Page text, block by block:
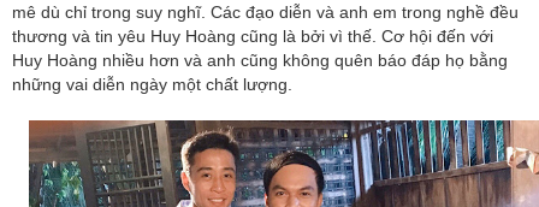
mê dù chỉ trong suy nghĩ. Các đạo diễn và anh em trong nghề đều
thương và tin yêu Huy Hoàng cũng là bởi vì thế. Cơ hội đến với
Huy Hoàng nhiều hơn và anh cũng không quên báo đáp họ bằng
những vai diễn ngày một chất lượng.